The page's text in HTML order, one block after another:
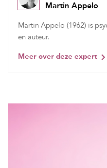
Martin Appelo
Martin Appelo (1962) is
en auteur.
Meer over deze expert